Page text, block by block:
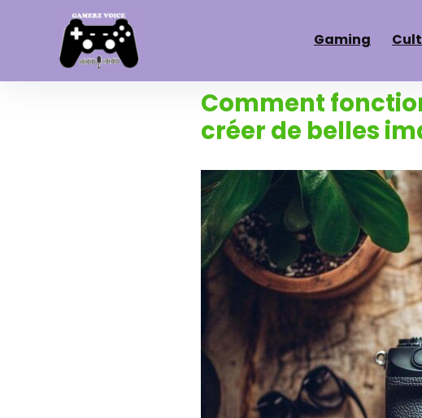
Gaming
Comment
créer de belles